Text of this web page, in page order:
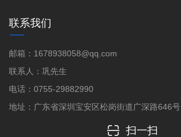
联系我们
邮箱：1678938058@qq.com
联系人：巩先生
电话：0755-29882990
地址：广东省深圳宝安区松岗街道广深路646号
扫一扫